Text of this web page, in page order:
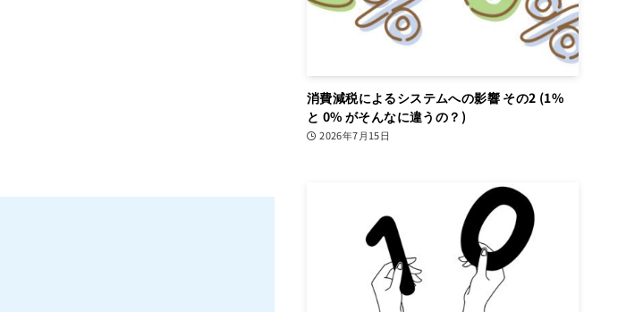
消費減税によるシステムへの影響 その2 (1%
と 0% がそんなに違うの？)
2026年7月15日